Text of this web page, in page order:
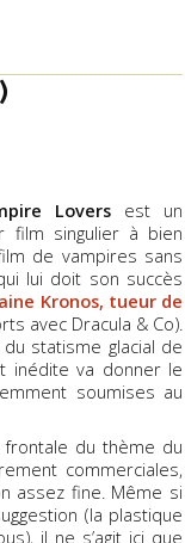
Loversest un
film singulier à bien
de vampires sans
lui doit son succès
Kronos, tueur de
avec Dracula & Co).
statisme glacial de
inédite va donner le
soumises au
du thème du
commerciales,
assez fine. Même si
(la plastique
il ne s’agit ici que